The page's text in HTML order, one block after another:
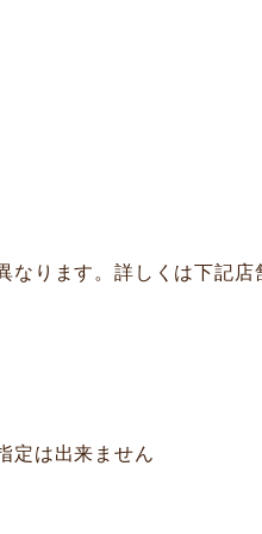
なります。詳しくは下記店
定は出来ません